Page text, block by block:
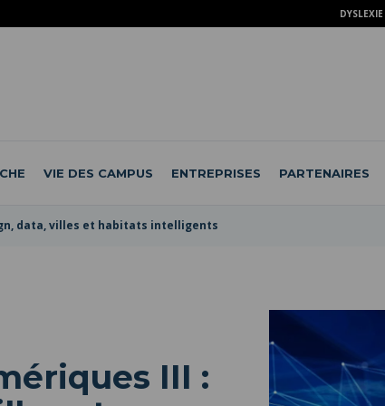
DYSLEXIE
VIE DES CAMPUS ENTREPRISES PARTENAIRES
data, villes et habitats intelligents
III :